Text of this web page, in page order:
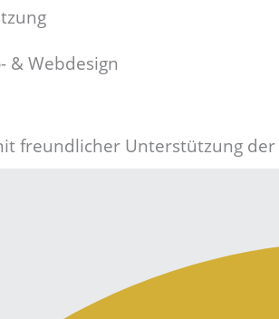
& Webdesign
freundlicher Unterstützung der